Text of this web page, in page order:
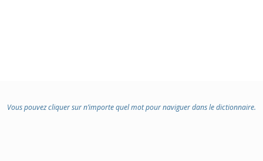
Vous pouvez cliquer sur n’importe quel mot pour naviguer dans le dictionnaire.